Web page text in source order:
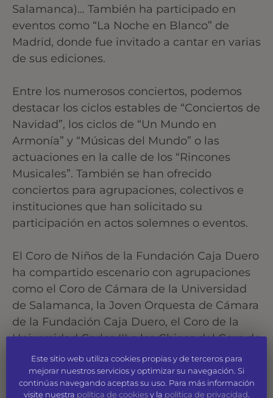
Salamanca)… También ha participado en
eventos como “La Noche en Blanco” de
Madrid, donde fue invitado a cantar en varias
de sus ediciones.
Entre los numerosos conciertos, podemos
destacar los ciclos estables de “Conciertos de
Navidad”, los ciclos de “Un Mundo en
Armonía” y “Músicas del Mundo” o las
actuaciones en la calle de los “Rincones
Musicales”. También se han ofrecido
conciertos para agrupaciones, colectivos e
instituciones que han solicitado su
participación en actos solemnes o eventos.
El Coro de Niños de la Fundación Caja Duero
ha compartido escenario con agrupaciones
como el Coro de Cámara de la Universidad
de Salamanca, la Joven Orquesta de Cámara
de la Fundación Caja Duero, el Coro de la
Universidad Carlos III o los Chicos del Coro de
Saint Marc.
Nuestra agrupación ha realizado también
Este sitio web utiliza cookies propias y de terceros para
mejorar nuestros servicios y optimizar su navegación. Si
continúas navegando aceptas su uso. Para más información
visite nuestra política de cookiesy la política de privacidad